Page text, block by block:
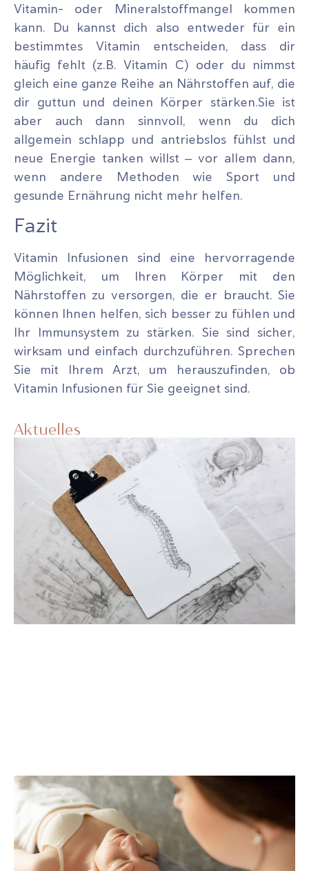
Vitamin- oder Mineralstoffmangel kommen
kann. Du kannst dich also entweder für ein
bestimmtes Vitamin entscheiden, dass dir
häufig fehlt (z.B. Vitamin C) oder du nimmst
gleich eine ganze Reihe an Nährstoffen auf, die
dir guttun und deinen Körper stärken.Sie ist
aber auch dann sinnvoll, wenn du dich
allgemein schlapp und antriebslos fühlst und
neue Energie tanken willst – vor allem dann,
wenn andere Methoden wie Sport und
gesunde Ernährung nicht mehr helfen.
Fazit
Vitamin Infusionen sind eine hervorragende
Möglichkeit, um Ihren Körper mit den
Nährstoffen zu versorgen, die er braucht. Sie
können Ihnen helfen, sich besser zu fühlen und
Ihr Immunsystem zu stärken. Sie sind sicher,
wirksam und einfach durchzuführen. Sprechen
Sie mit Ihrem Arzt, um herauszufinden, ob
Vitamin Infusionen für Sie geeignet sind.
Aktuelles